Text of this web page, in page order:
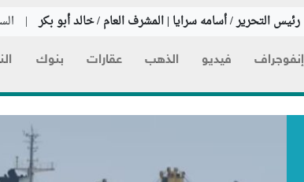
رئيس التحرير / أسامه سرايا | المشرف العام / خالد أبو بكر |
إنفوجراف فيديو الذهب عقارات بنوك